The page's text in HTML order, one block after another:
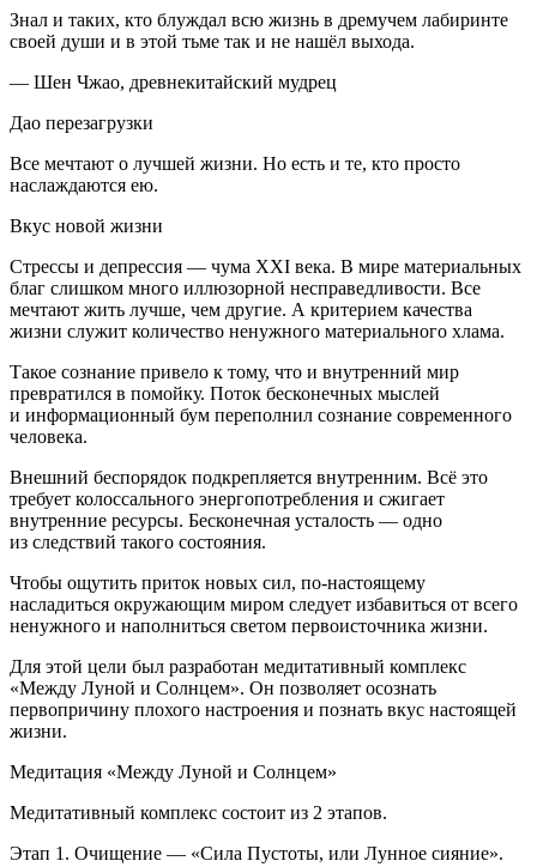
Знал и таких, кто блуждал всю жизнь в дремучем лабиринте
своей души и в этой тьме так и не нашёл выхода.
— Шен Чжао, древнекитайский мудрец
Дао перезагрузки
Все мечтают о лучшей жизни. Но есть и те, кто просто
наслаждаются ею.
Вкус новой жизни
Стрессы и депрессия — чума XXI века. В мире материальных
благ слишком много иллюзорной несправедливости. Все
мечтают жить лучше, чем другие. А критерием качества
жизни служит количество ненужного материального хлама.
Такое сознание привело к тому, что и внутренний мир
превратился в помойку. Поток бесконечных мыслей
и информационный бум переполнил сознание современного
человека.
Внешний беспорядок подкрепляется внутренним. Всё это
требует колоссального энергопотребления и сжигает
внутренние ресурсы. Бесконечная усталость — одно
из следствий такого состояния.
Чтобы ощутить приток новых сил, по-настоящему
насладиться окружающим миром следует избавиться от всего
ненужного и наполниться светом первоисточника жизни.
Для этой цели был разработан медитативный комплекс
«Между Луной и Солнцем». Он позволяет осознать
первопричину плохого настроения и познать вкус настоящей
жизни.
Медитация «Между Луной и Солнцем»
Медитативный комплекс состоит из 2 этапов.
Этап 1. Очищение — «Сила Пустоты, или Лунное сияние».